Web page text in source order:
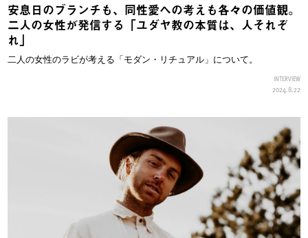
安息日のブランチも、同性愛への考えも各々の価値観。
二人の女性が発信する「ユダヤ教の本質は、人それぞ
れ」
二人の女性のラビが考える「モダン・リチュアル」について。
INTERVIEW
2024.8.22